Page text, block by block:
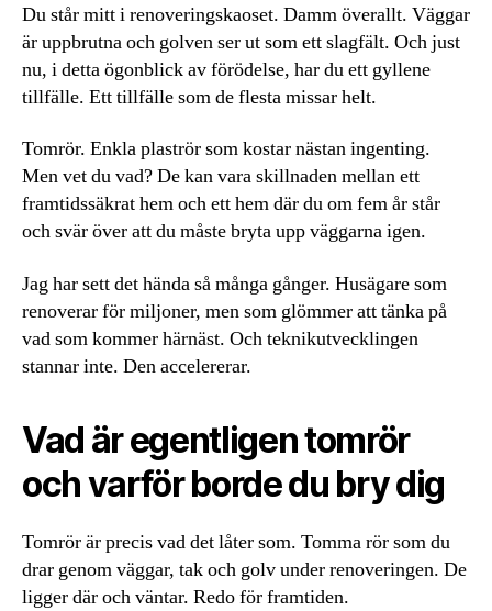
Du står mitt i renoveringskaoset. Damm överallt. Väggar
är uppbrutna och golven ser ut som ett slagfält. Och just
nu, i detta ögonblick av förödelse, har du ett gyllene
tillfälle. Ett tillfälle som de flesta missar helt.
Tomrör. Enkla plaströr som kostar nästan ingenting.
Men vet du vad? De kan vara skillnaden mellan ett
framtidssäkrat hem och ett hem där du om fem år står
och svär över att du måste bryta upp väggarna igen.
Jag har sett det hända så många gånger. Husägare som
renoverar för miljoner, men som glömmer att tänka på
vad som kommer härnäst. Och teknikutvecklingen
stannar inte. Den accelererar.
Vad är egentligen tomrör
och varför borde du bry dig
Tomrör är precis vad det låter som. Tomma rör som du
drar genom väggar, tak och golv under renoveringen. De
ligger där och väntar. Redo för framtiden.